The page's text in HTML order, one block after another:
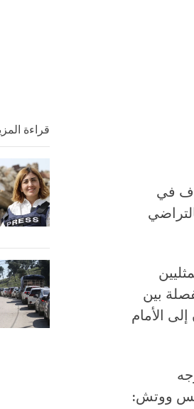
في
الجنسية بالتراضي
الطبيعة"، في 4 أحكام منفصلة بين
إلى الأمام
ووتش:
قراءة